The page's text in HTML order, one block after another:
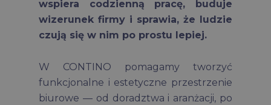
wspiera codzienną pracę, buduje
wizerunek firmy i sprawia, że ludzie
czują się w nim po prostu lepiej.
W CONTINO pomagamy tworzyć
funkcjonalne i estetyczne przestrzenie
biurowe — od doradztwa i aranżacji, po